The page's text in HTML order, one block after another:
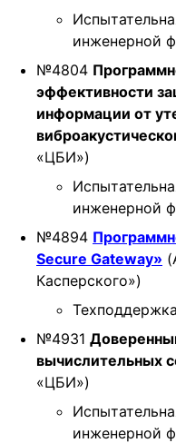
инженерной
№4804
эффективности
информации от
«ЦБИ»)
инженерной
№4894
Secure Gateway»
Касперского»)
№4931
вычислительных
«ЦБИ»)
инженерной